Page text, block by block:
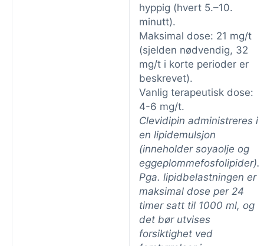
hyppig (hvert 5.–10.
minutt).
Maksimal dose: 21 mg/t
(sjelden nødvendig, 32
mg/t i korte perioder er
beskrevet).
Vanlig terapeutisk dose:
4-6 mg/t.
Clevidipin administreres i
en lipidemulsjon
(inneholder soyaolje og
eggeplommefosfolipider).
Pga. lipidbelastningen er
maksimal dose per 24
timer satt til 1000 ml, og
det bør utvises
forsiktighet ved